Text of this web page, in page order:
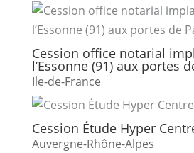
Cession office notarial
l’Essonne (91) aux portes
Ile-de-France
Cession Étude Hyper
Auvergne-Rhône-Alpes